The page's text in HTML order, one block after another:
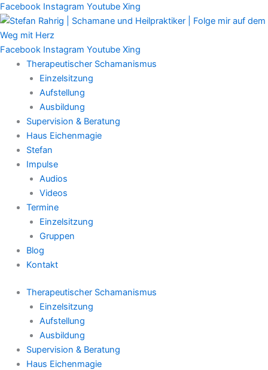
Facebook Instagram Youtube Xing
Facebook Instagram Youtube Xing
Therapeutischer Schamanismus
Einzelsitzung
Aufstellung
Ausbildung
Supervision & Beratung
Haus Eichenmagie
Stefan
Impulse
Audios
Videos
Termine
Einzelsitzung
Gruppen
Blog
Kontakt
Therapeutischer Schamanismus
Einzelsitzung
Aufstellung
Ausbildung
Supervision & Beratung
Haus Eichenmagie